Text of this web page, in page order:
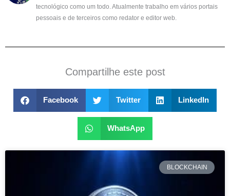
tecnológico como um todo. Atualmente trabalho em vários portais
pessoais e de terceiros como redator e editor web.
Compartilhe este post
Facebook Twitter LinkedIn
WhatsApp
BLOCKCHAIN